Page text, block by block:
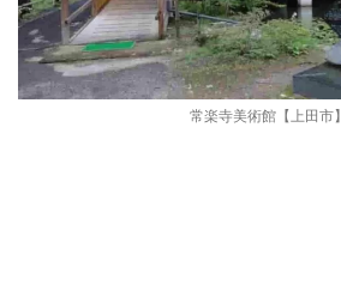
常楽寺美術館【上田市】